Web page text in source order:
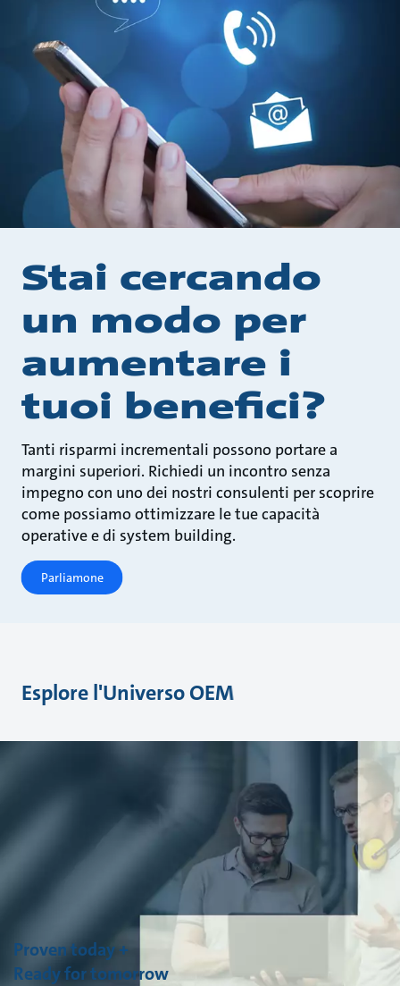
Stai cercando
un modo per
aumentare i
tuoi benefici?
Tanti risparmi incrementali possono portare a
margini superiori. Richiedi un incontro senza
impegno con uno dei nostri consulenti per scoprire
come possiamo ottimizzare le tue capacità
operative e di system building.
Parliamone
Esplore l'Universo OEM
Proven today +
Ready for tomorrow